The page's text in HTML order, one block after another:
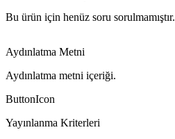
Bu ürün için henüz soru sorulmamıştır.
Aydınlatma Metni
Aydınlatma metni içeriği.
ButtonIcon
Yayınlanma Kriterleri